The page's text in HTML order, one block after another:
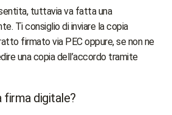
tuttavia va fatta una
Ti consiglio di inviare la copia
firmato via PEC oppure, se non ne
una copia dell’accordo tramite
firma digitale?